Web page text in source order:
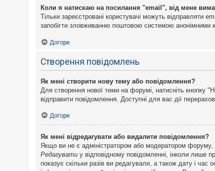
Коли я натискаю на посилання "email", від мене
Тільки зареєстровані користувачі можуть
запобігти зловживанню поштовою системою анонімними
Догори
Створення повідомлень
Як мені створити нову тему або повідомлення?
Для створення нової теми на форумі, натисніть кнопку
відправити повідомлення. Доступні для вас дії
Догори
Як мені відредагувати або видалити повідомлення?
Якщо ви не є адміністратором або модератором
Редагувати у відповідному повідомленні, інколи лише
показує скільки разів ви редагували, а також дату і